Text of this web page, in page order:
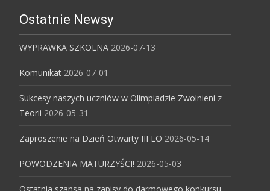
Ostatnie Newsy
WYPRAWKA SZKOLNA 2026-07-13
Komunikat 2026-07-01
Sukcesy naszych uczniów w Olimpiadzie Zwolnieni z
Teorii 2026-05-31
Zaproszenie na Dzień Otwarty III LO 2026-05-14
POWODZENIA MATURZYŚCI! 2026-05-03